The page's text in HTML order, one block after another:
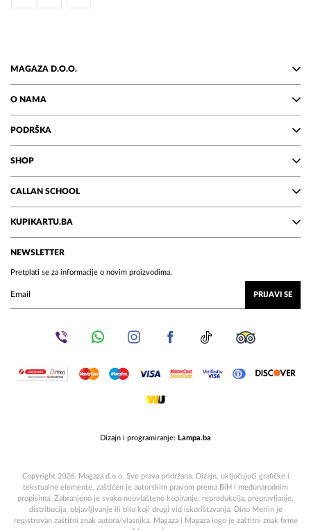
MAGAZA D.O.O.
O NAMA
PODRŠKA
SHOP
CALLAN SCHOOL
KUPIKARTU.BA
NEWSLETTER
Pretplati se za informacije o novim proizvodima.
PRIJAVI SE
Dizajn i programiranje: Lampa.ba
Copyright 2026. Magaza d.o.o. Sve prava pridržana. Dizajn, uključujući grafičke i
tekstualne elemente, zaštićen je autorskim pravom prema BiH i međunarodnim
propisima. Zabranjeno je svako neovlašteno kopiranje, reprodukcija, prepravljanje,
distribucija, objavljivanje ili bilo koji drugi vid iskorištavanja. Dino Merlin je
registrovan zaštitni znak autora/vlasnika. Magaza i Magaza logo je zaštitni znak firme